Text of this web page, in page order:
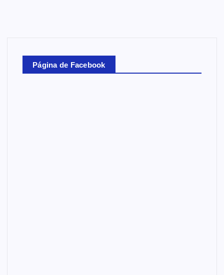
Página de Facebook